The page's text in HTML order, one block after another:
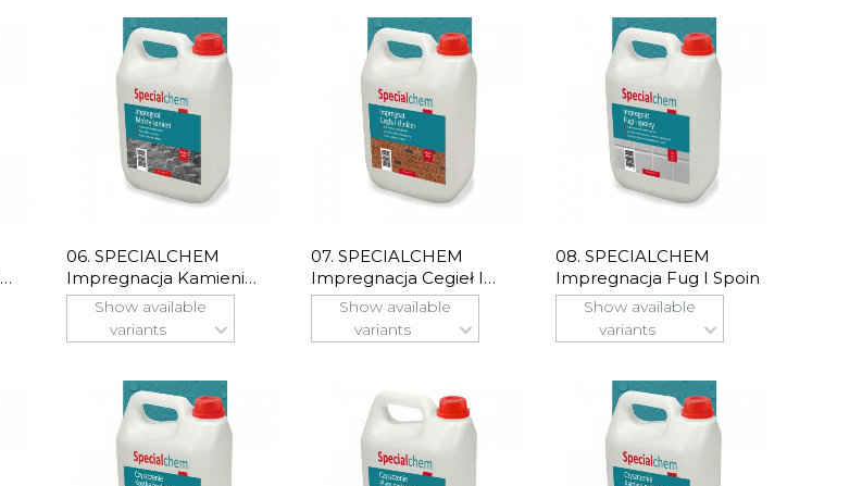
06. SPECIALCHEM
Impregnacja Kamieni
Naturalnych "mokry
Show available
variants
07. SPECIALCHEM
Impregnacja Cegieł I
Klinkierów
Show available
variants
08. SPECIALCHEM
Impregnacja Fug I Spoin
Show available
variants